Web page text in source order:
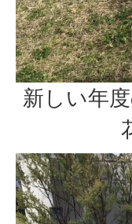
新しい年